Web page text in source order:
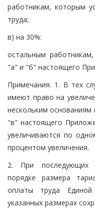
работникам, которым
труда;
в) на 30%:
остальным
"а" и "б" настоящего
Примечания. 1. В тех
имеют право на
нескольким основаниям
"в" настоящего
увеличиваются по
процентом увеличения.
2. При последующих
порядке размера
оплаты труда
указанных размерах